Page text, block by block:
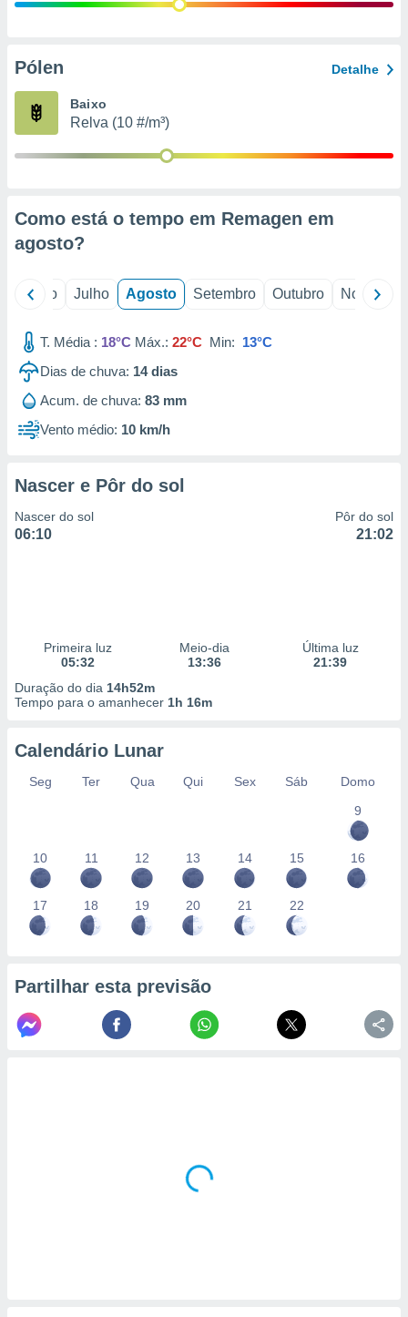
e
de
Pólen Detalhe
Baixo
Relva (10 #/m³)
Como está o tempo em Remagen em
agosto?
Junho Julho Agosto Setembro Outubro Novembro
T. Média : 18°C Máx.: 22°C Min: 13°C
Dias de chuva: 14dias
Acum. de chuva: 83 mm
Vento médio: 10 km/h
Nascer e Pôr do sol
Nascer do sol
06:10
Pôr do sol
21:02
Primeira luz
05:32
Meio-dia
13:36
Última luz
21:39
Duração do dia 14h52m
Tempo para o amanhecer 1h 16m
Calendário Lunar
Seg Ter Qua Qui Sex Sáb
Domo
9
10 11 12 13 14 15 16
17 18 19 20 21 22
Partilhar esta previsão